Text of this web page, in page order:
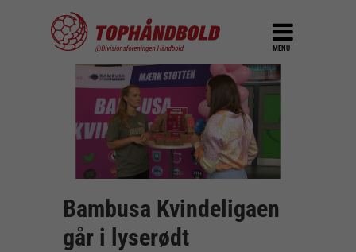
MENU
Bambusa Kvindeligaen
går i lyserødt